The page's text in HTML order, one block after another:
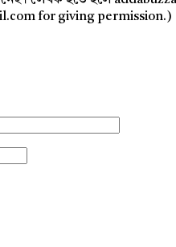
for giving permission.)